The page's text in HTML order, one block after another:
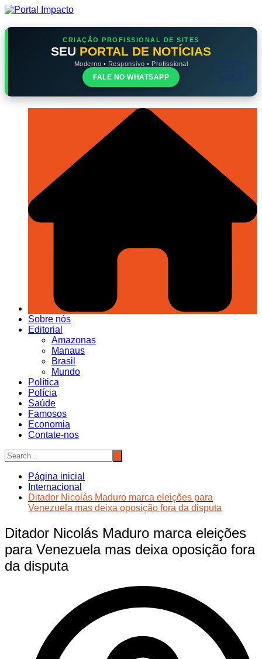
Ir
o
CRIAÇÃO PROFISSIONAL DE SITES
SEU PORTAL DE NOTÍCIAS
Moderno • Responsivo • Profissional
FALE NO WHATSAPP
Sobre nós
Editorial
Amazonas
Manaus
Brasil
Mundo
Política
Polícia
Saúde
Famosos
Economia
Contate-nos
Página inicial
Internacional
Ditador Nicolás Maduro marca eleições para
Venezuela mas deixa oposição fora da disputa
Ditador Nicolás Maduro marca eleições
para Venezuela mas deixa oposição fora
da disputa